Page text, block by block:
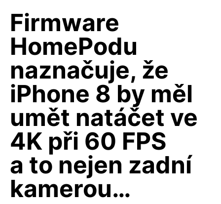
Firmware
HomePodu
naznačuje, že
iPhone 8 by měl
umět natáčet ve
4K při 60 FPS
a to nejen zadní
kamerou…